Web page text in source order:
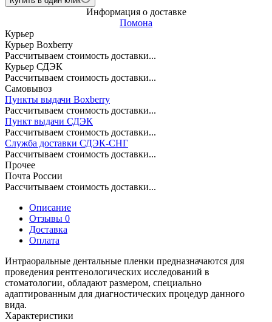
Информация о доставке
Помона
Курьер
Курьер Boxberry
Рассчитываем стоимость доставки...
Курьер СДЭК
Рассчитываем стоимость доставки...
Самовывоз
Пункты выдачи Boxberry
Рассчитываем стоимость доставки...
Пункт выдачи СДЭК
Рассчитываем стоимость доставки...
Служба доставки СДЭК-СНГ
Рассчитываем стоимость доставки...
Прочее
Почта России
Рассчитываем стоимость доставки...
Описание
Отзывы 0
Доставка
Оплата
Интраоральные дентальные пленки предназначаются для
проведения рентгенологических исследований в
стоматологии, обладают размером, специально
адаптированным для диагностических процедур данного
вида.
Характеристики